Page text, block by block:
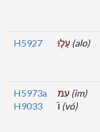
H5927 (alo)
H5973a
H9033
(im)
(vó)